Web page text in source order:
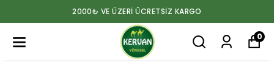
2000₺ VE ÜZERİ ÜCRETSİZ KARGO
0